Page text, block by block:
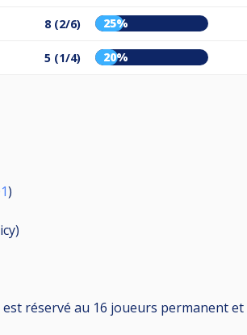
8 (2/6) 25%
5 (1/4) 20%
)
)
réservé au 16 joueurs permanent et